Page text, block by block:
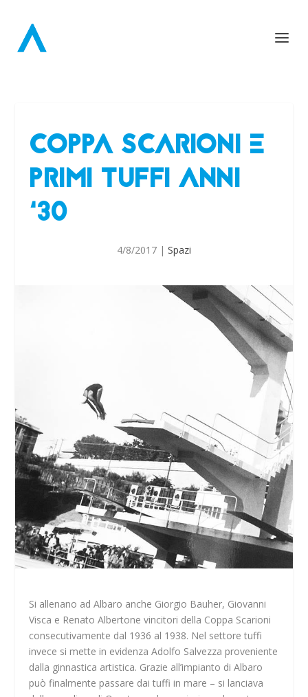
COPPA SCARIONI E
PRIMI TUFFI ANNI
‘30
4/8/2017 | Spazi
Si allenano ad Albaro anche Giorgio Bauher, Giovanni
Visca e Renato Albertone vincitori della Coppa Scarioni
consecutivamente dal 1936 al 1938. Nel settore tuffi
invece si mette in evidenza Adolfo Salvezza proveniente
dalla ginnastica artistica. Grazie all’impianto di Albaro
può finalmente passare dai tuffi in mare – si lanciava